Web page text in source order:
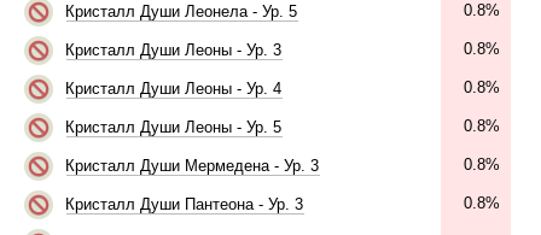
Кристалл Души Леонела - Ур. 5 0.8%
Кристалл Души Леоны - Ур. 3 0.8%
Кристалл Души Леоны - Ур. 4 0.8%
Кристалл Души Леоны - Ур. 5 0.8%
Кристалл Души Мермедена - Ур. 3 0.8%
Кристалл Души Пантеона - Ур. 3 0.8%